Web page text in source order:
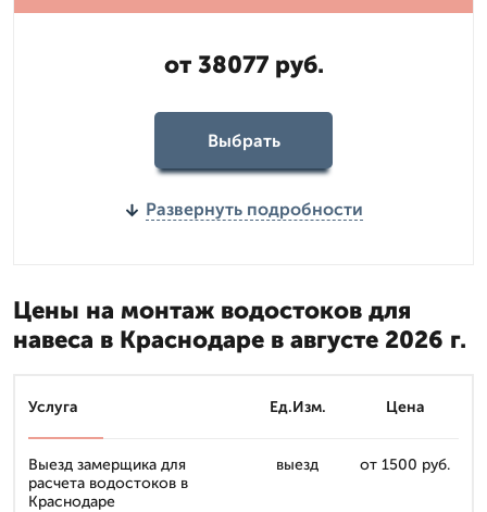
от 38077 руб.
Выбрать
Развернуть подробности
Цены на монтаж водостоков для
навеса в Краснодаре в августе 2026 г.
Услуга Ед.Изм. Цена
Выезд замерщика для
расчета водостоков в
Краснодаре
выезд от 1500 руб.